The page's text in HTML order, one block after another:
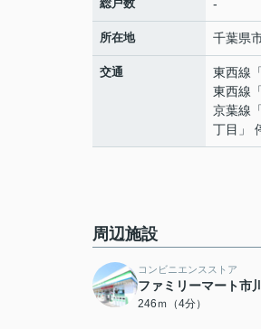
総戸数 -
所在地 千葉県
交通 東西線 「
東西線 「
京葉線 「
丁目」
周辺施設
コンビニエンスストア
ファミリーマート市
246ｍ（4分）